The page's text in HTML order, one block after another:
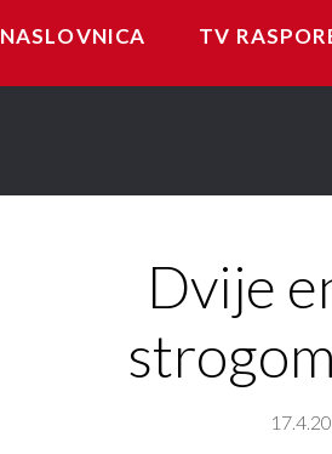
NASLOVNICA TV
Dvije